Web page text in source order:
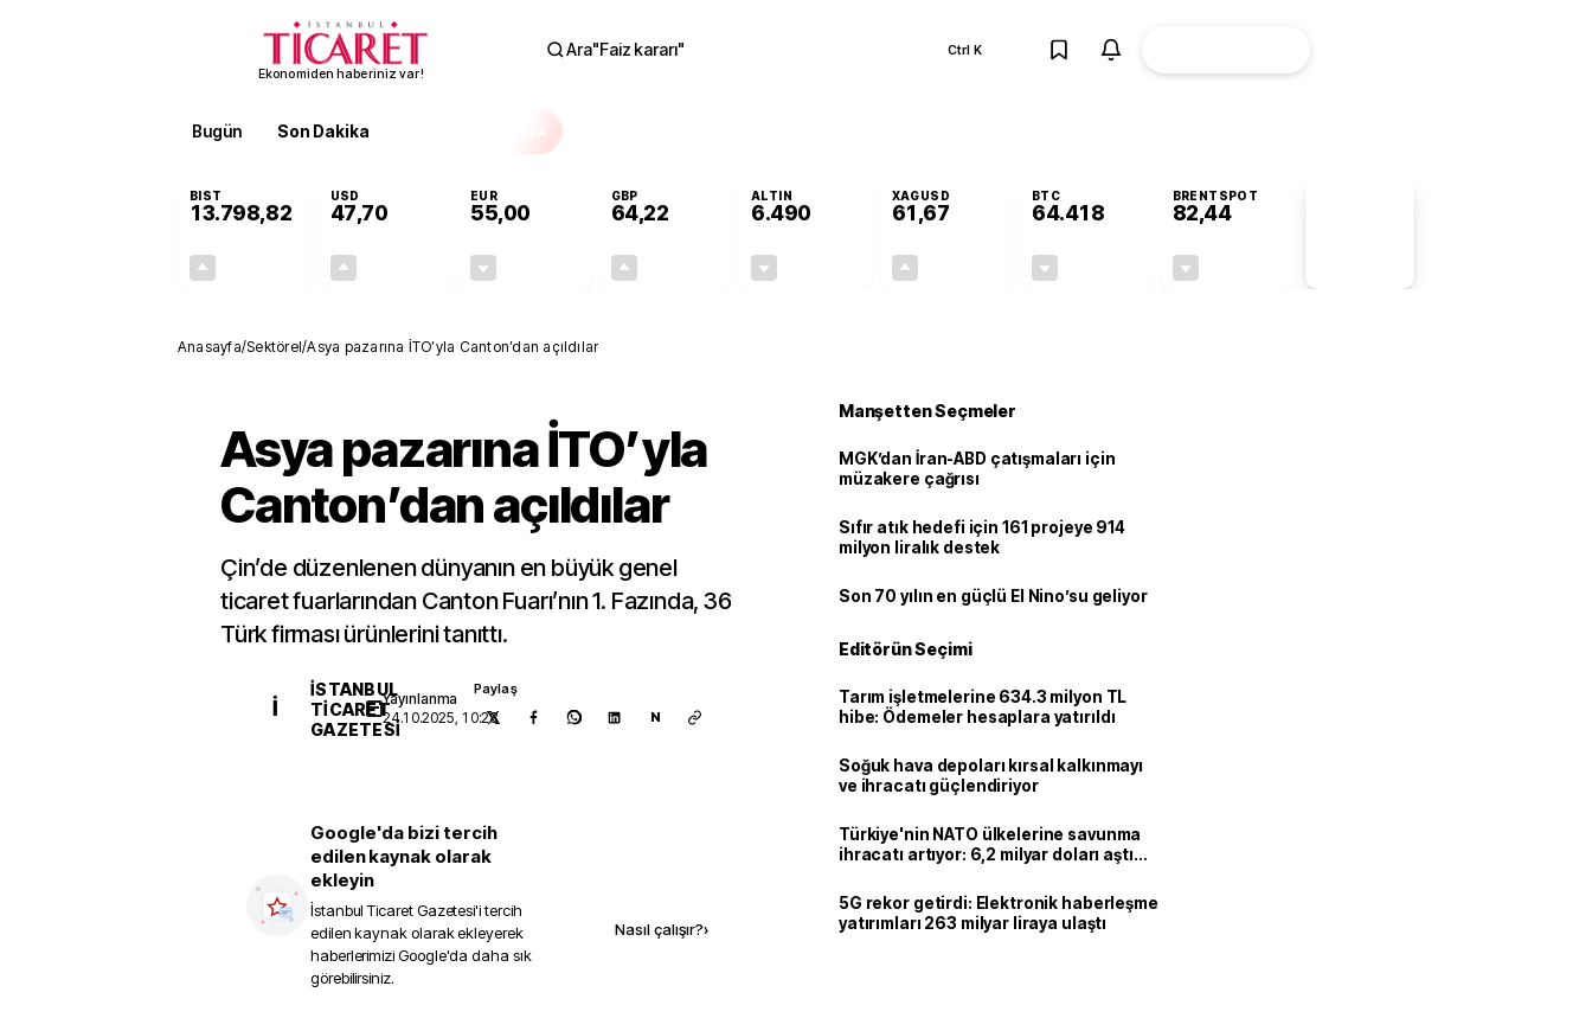
Ekonomiden haberiniz var!
Ara"Faiz kararı" Ctrl K
Bugün Son Dakika
BIST
13.798,82
USD
47,70
EUR
55,00
GBP
64,22
ALTIN
6.490
XAGUSD
61,67
BTC
64.418
BRENTSPOT
82,44
Anasayfa/Sektörel/Asya pazarına İTO’yla Canton’dan açıldılar
Asya pazarına İTO’yla
Canton’dan açıldılar
Çin’de düzenlenen dünyanın en büyük genel
ticaret fuarlarından Canton Fuarı’nın 1. Fazında, 36
Türk firması ürünlerini tanıttı.
İ
İSTANBUL
TICARET
GAZETESI
Yayınlanma
24.10.2025, 10:28
Paylaş
N
Google'da bizi tercih
edilen kaynak olarak
ekleyin
İstanbul Ticaret Gazetesi'i tercih
edilen kaynak olarak ekleyerek
haberlerimizi Google'da daha sık
görebilirsiniz.
Nasıl çalışır?›
Manşetten Seçmeler
MGK’dan İran-ABD çatışmaları için
müzakere çağrısı
Sıfır atık hedefi için 161 projeye 914
milyon liralık destek
Son 70 yılın en güçlü El Nino’su geliyor
Editörün Seçimi
Tarım işletmelerine 634.3 milyon TL
hibe: Ödemeler hesaplara yatırıldı
Soğuk hava depoları kırsal kalkınmayı
ve ihracatı güçlendiriyor
Türkiye'nin NATO ülkelerine savunma
ihracatı artıyor: 6,2 milyar doları aştı
5G rekor getirdi: Elektronik haberleşme
yatırımları 263 milyar liraya ulaştı